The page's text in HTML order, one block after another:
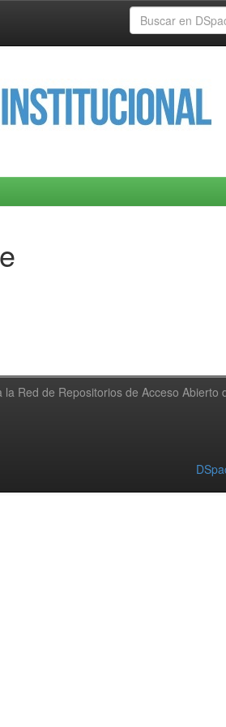
Red de Repositorios de Acceso Abierto